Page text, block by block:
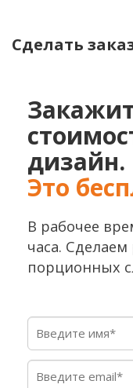
Сделать
дизайн.
Это
В рабочее
часа.
порционных